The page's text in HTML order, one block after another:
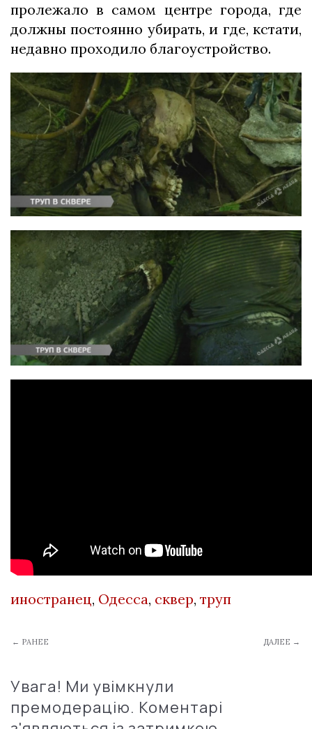
пролежало в самом центре города, где
должны постоянно убирать, и где, кстати,
недавно проходило благоустройство.
иностранец, Одесса, сквер, труп
← РАНЕЕ ДАЛЕЕ →
Увага! Ми увімкнули
премодерацію. Коментарі